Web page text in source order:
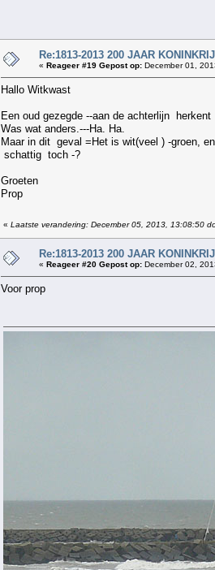
Re:1813-2013 200 JAAR
« Reageer #19 Gepost op: December 01,
Hallo Witkwast
Een oud gezegde --aan de achterlijn
Was wat anders.---Ha. Ha.
Maar in dit geval =Het is wit(veel ) -groen,
schattig toch -?
Groeten
Prop
« Laatste verandering: December 05, 2013, 13:08:50
Re:1813-2013 200 JAAR
« Reageer #20 Gepost op: December 02,
Voor prop